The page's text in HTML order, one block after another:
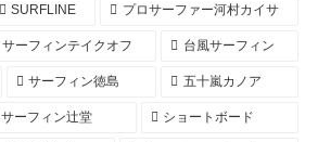
SURFLINE プロサーファー河村カイサ
サーフィンテイクオフ 台風サーフィン
サーフィン徳島 五十嵐カノア
サーフィン辻堂 ショートボード